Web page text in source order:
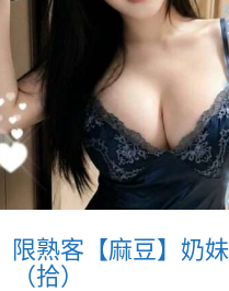
限熟客【麻豆】奶妹
（拾）